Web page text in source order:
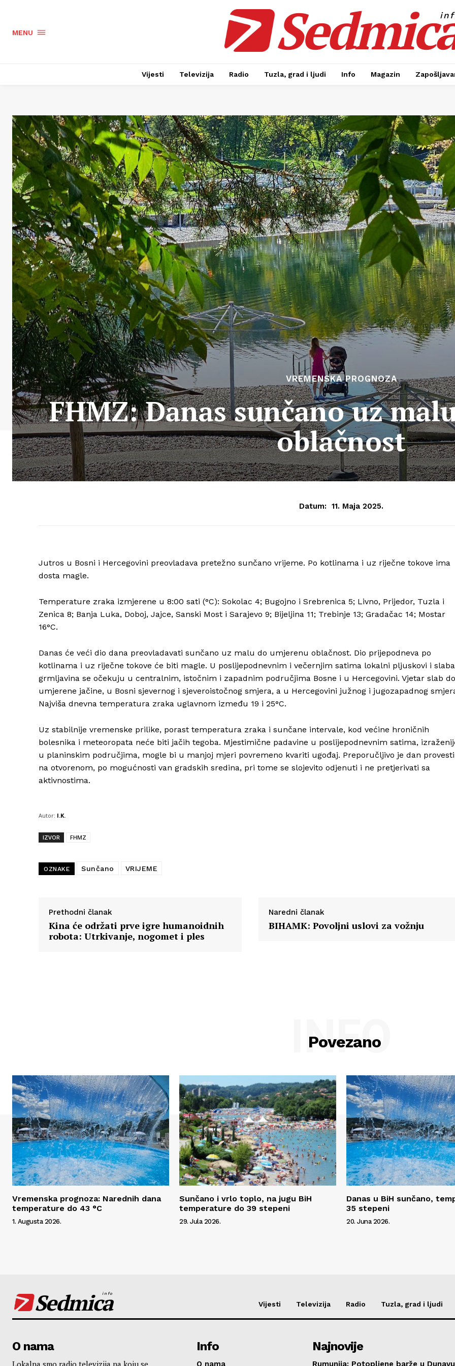
Info
O nama
MENU
Vijesti Televizija Radio Tuzla, grad i ljudi Info Magazin
VREMENSKA PROGNOZA
FHMZ: Danas sunčano uz
oblačnost
Datum: 11. Maja 2025.
Jutros u Bosni i Hercegovini preovladava pretežno sunčano vrijeme. Po kotlinama i uz riječne tokove ima
dosta magle.
Temperature zraka izmjerene u 8:00 sati (°C): Sokolac 4; Bugojno i Srebrenica 5; Livno, Prijedor, Tuzla i
Zenica 8; Banja Luka, Doboj, Jajce, Sanski Most i Sarajevo 9; Bijeljina 11; Trebinje 13; Gradačac 14; Mostar
16°C.
Danas će veći dio dana preovladavati sunčano uz malu do umjerenu oblačnost. Dio prijepodneva po
kotlinama i uz riječne tokove će biti magle. U poslijepodnevnim i večernjim satima lokalni pljuskovi i slaba
grmljavina se očekuju u centralnim, istočnim i zapadnim područjima Bosne i u Hercegovini. Vjetar slab do
umjerene jačine, u Bosni sjevernog i sjeveroistočnog smjera, a u Hercegovini južnog i jugozapadnog
Najviša dnevna temperatura zraka uglavnom između 19 i 25°C.
Uz stabilnije vremenske prilike, porast temperatura zraka i sunčane intervale, kod većine hroničnih
bolesnika i meteoropata neće biti jačih tegoba. Mjestimične padavine u poslijepodnevnim satima,
u planinskim područjima, mogle bi u manjoj mjeri povremeno kvariti ugođaj. Preporučljivo je dan provesti
na otvorenom, po mogućnosti van gradskih sredina, pri tome se slojevito odjenuti i ne pretjerivati sa
aktivnostima.
Autor: I.K.
IZVOR FHMZ
OZNAKE Sunčano VRIJEME
Prethodni članak
Kina će održati prve igre humanoidnih
robota: Utrkivanje, nogomet i ples
Naredni članak
BIHAMK: Povoljni uslovi za vožnju
Povezano
INFO
Vremenska prognoza: Narednih dana
temperature do 43 °C
1. Augusta 2026.
Sunčano i vrlo toplo, na jugu BiH
temperature do 39 stepeni
29. Jula 2026.
Danas u BiH sunčano,
35 stepeni
20. Juna 2026.
Sedmica
info
Vijesti Televizija Radio Tuzla, grad i ljudi
O nama
Lokalna smo radio televizija na koju se
Info
O nama
Najnovije
Rumunija: Potopljene barže u